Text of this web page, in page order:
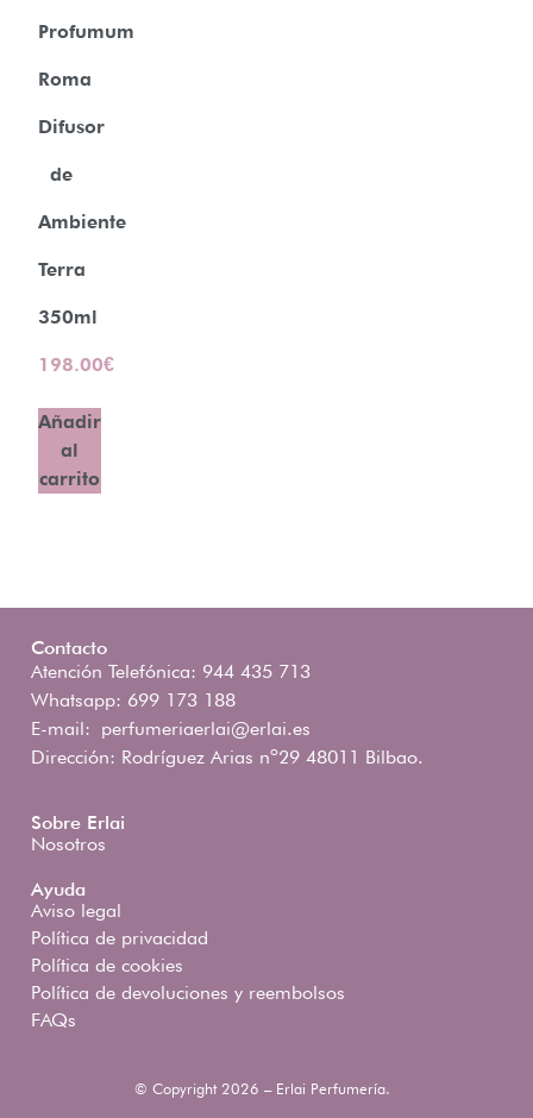
Profumum
Roma
Difusor
de
Ambiente
Terra
350ml
198.00€
Añadir
al
carrito
Contacto
Atención Telefónica: 944 435 713
Whatsapp: 699 173 188
E-mail: perfumeriaerlai@erlai.es
Dirección: Rodríguez Arias nº29 48011 Bilbao.
Sobre Erlai
Nosotros
Ayuda
Aviso legal
Política de privacidad
Política de cookies
Política de devoluciones y reembolsos
FAQs
© Copyright 2026 – Erlai Perfumería.